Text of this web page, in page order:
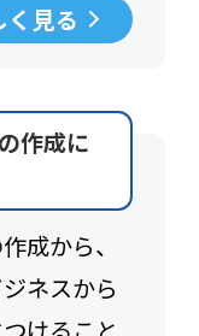
く見る
作成に
成から、
ネスから